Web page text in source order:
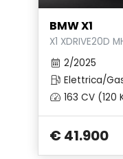
Specchietti retrovisori
Start & Stop
Supporto Lombare
BMW X1
X1 XDRIVE20D
2/2025
Elettrica/
163 CV (120
€ 41.900